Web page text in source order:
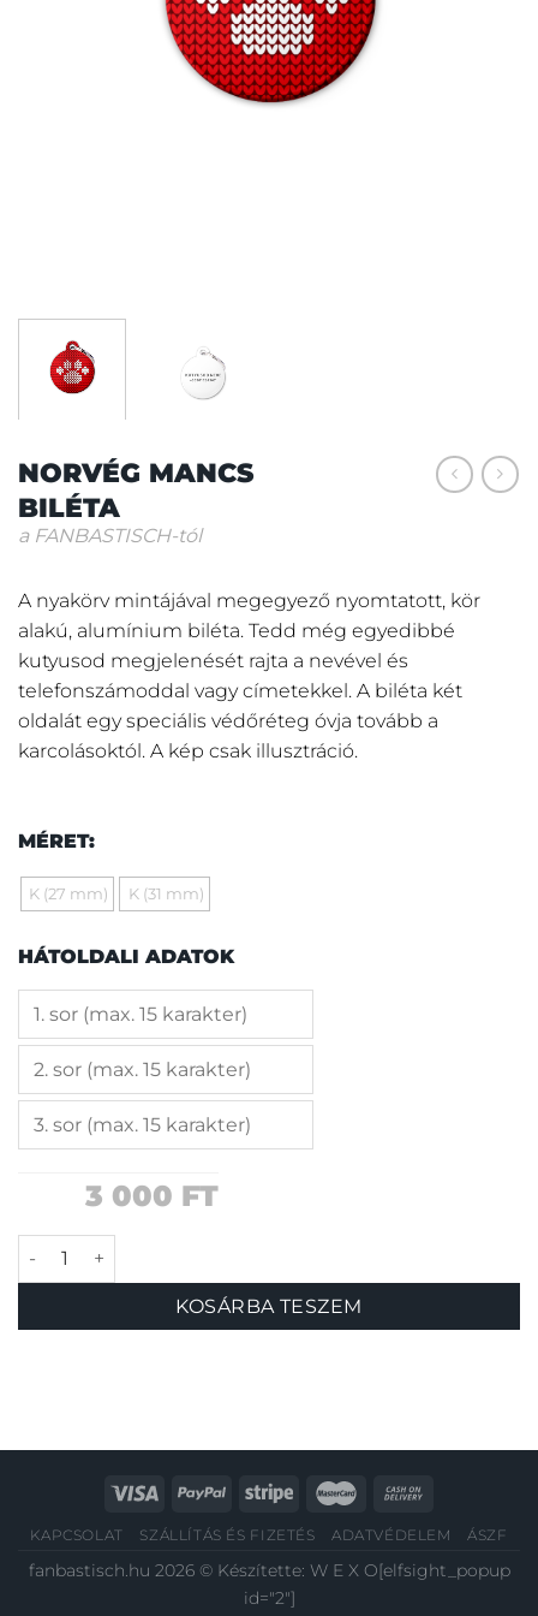
NORVÉG MANCS
BILÉTA
a FANBASTISCH-tól
A nyakörv mintájával megegyező nyomtatott, kör
alakú, alumínium biléta. Tedd még egyedibbé
kutyusod megjelenését rajta a nevével és
telefonszámoddal vagy címetekkel. A biléta két
oldalát egy speciális védőréteg óvja tovább a
karcolásoktól. A kép csak illusztráció.
MÉRET:
K (27 mm) K (31 mm)
HÁTOLDALI ADATOK
3 000 FT
Norvég mancs biléta mennyiség
KOSÁRBA TESZEM
KAPCSOLAT SZÁLLÍTÁS ÉS FIZETÉS ADATVÉDELEM ÁSZF
fanbastisch.hu 2026 © Készítette: W E X O[elfsight_popup
id="2"]